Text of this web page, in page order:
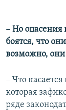
– Но опасения
боятся, что
возможно,
– Что
которая
ряде